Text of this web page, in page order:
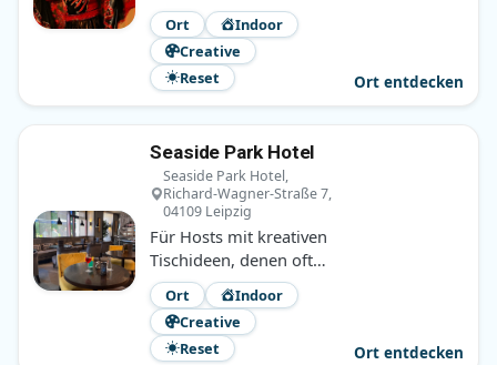
bei denen Bewegung,
Begegnung und eine
gute Atmosphäre
zusammenkommen.
Ort
Indoor
Creative
Reset
Ort entdecken
Seaside Park Hotel
Seaside Park Hotel,
Richard-Wagner-Straße 7,
04109 Leipzig
Für Hosts mit kreativen
Tischideen, denen oft
nur der passende Raum
fehlt. Ruhig, zentral und
überraschend
naheliegend.
Ort
Indoor
Creative
Reset
Ort entdecken